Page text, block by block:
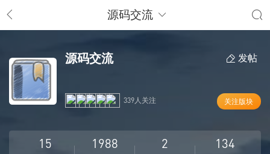
源码交流
源码交流 发帖
339人关注 关注版块
15 1988 2 134